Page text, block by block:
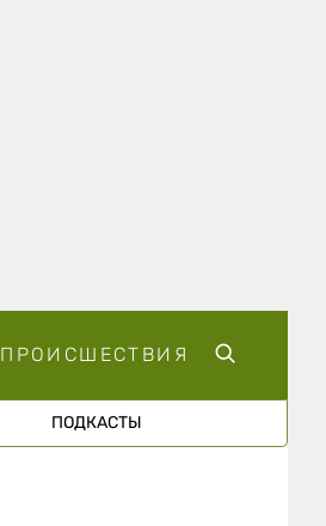
ПРОИСШЕСТВИЯ
ПОДКАСТЫ